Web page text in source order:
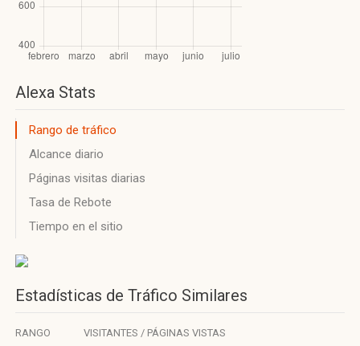
Alexa Stats
Rango de tráfico
Alcance diario
Páginas visitas diarias
Tasa de Rebote
Tiempo en el sitio
Estadísticas de Tráfico Similares
RANGO VISITANTES / PÁGINAS VISTAS